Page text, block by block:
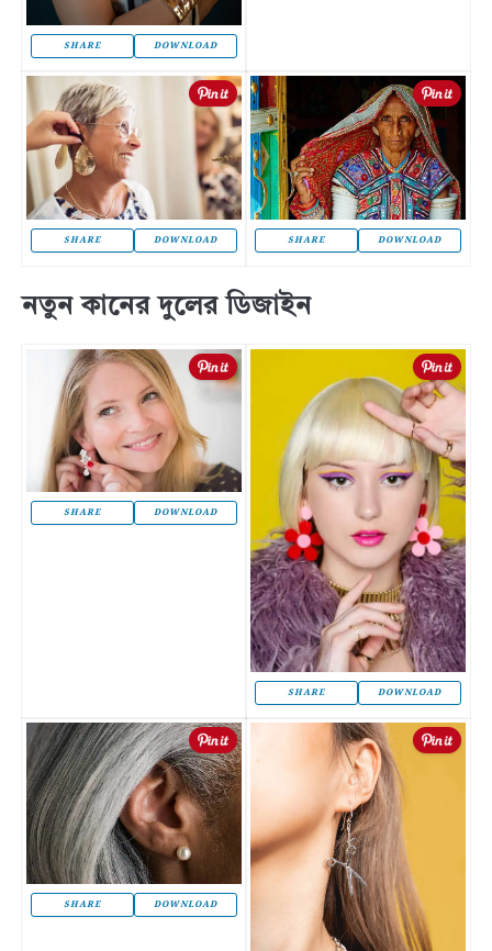
SHARE DOWNLOAD
SHARE DOWNLOAD SHARE DOWNLOAD
নতুন কানের দুলের ডিজাইন
SHARE DOWNLOAD
SHARE DOWNLOAD
SHARE DOWNLOAD